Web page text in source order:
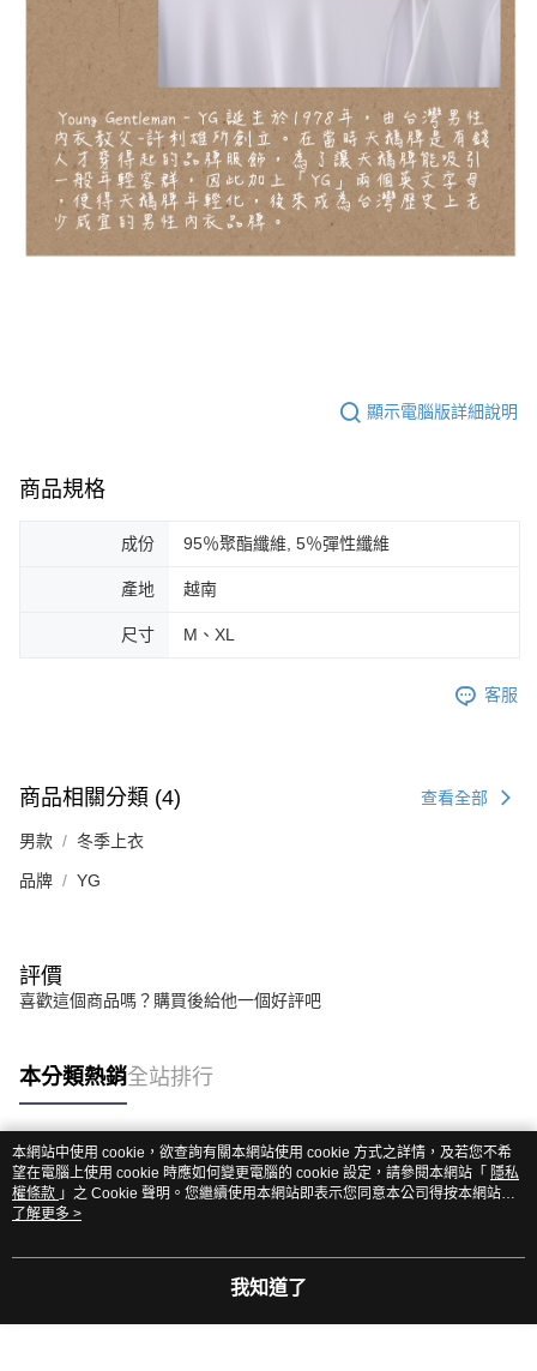
顯示電腦版詳細說明
商品規格
成份 95％聚酯纖維, 5％彈性纖維
產地 越南
尺寸 M、XL
客服
商品相關分類 (4) 查看全部
男款 冬季上衣
品牌 YG
評價
喜歡這個商品嗎？購買後給他一個好評吧
本分類熱銷全站排行
熱門標籤
本網站中使用 cookie，欲查詢有關本網站使用 cookie 方式之詳情，及若您不希
望在電腦上使用 cookie 時應如何變更電腦的 cookie 設定，請參閱本網站「 隱私
權條款 」之 Cookie 聲明。您繼續使用本網站即表示您同意本公司得按本網站使
用條款之 Cookie 聲明使用 cookie。
了解更多 >
我知道了